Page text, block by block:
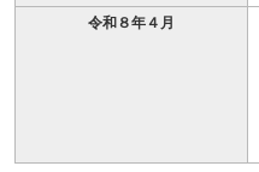
令和８年４月